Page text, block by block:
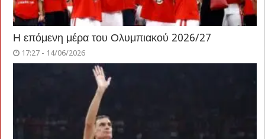
Η επόμενη μέρα του Ολυμπιακού 2026/27
17:27 - 14/06/2026